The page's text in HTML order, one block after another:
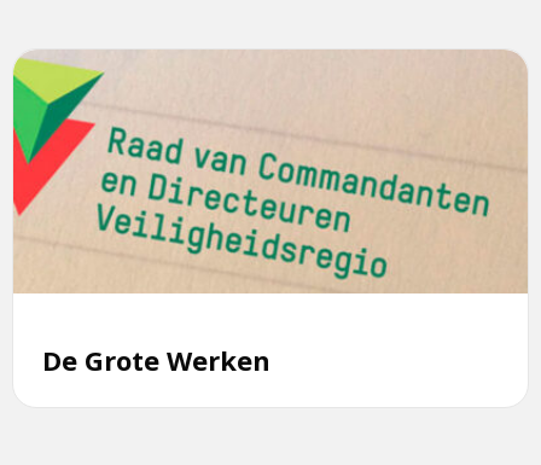
De Grote Werken
Lees
meer
over
De
Grote
Werken